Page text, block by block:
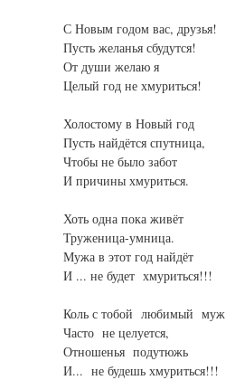
С Новым годом вас, друзья!
Пусть желанья сбудутся!
От души желаю я
Целый год не хмуриться!
Холостому в Новый год
Пусть найдётся спутница,
Чтобы не было забот
И причины хмуриться.
Хоть одна пока живёт
Труженица-умница.
Мужа в этот год найдёт
И ... не будет хмуриться!!!
Коль с тобой любимый муж
Часто не целуется,
Отношенья подутюжь
И... не будешь хмуриться!!!